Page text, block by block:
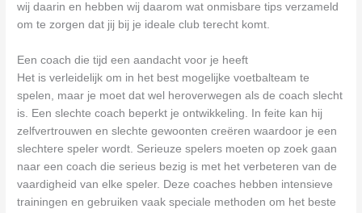
wij daarin en hebben wij daarom wat onmisbare tips verzameld
om te zorgen dat jij bij je ideale club terecht komt.
Een coach die tijd een aandacht voor je heeft
Het is verleidelijk om in het best mogelijke voetbalteam te
spelen, maar je moet dat wel heroverwegen als de coach slecht
is. Een slechte coach beperkt je ontwikkeling. In feite kan hij
zelfvertrouwen en slechte gewoonten creëren waardoor je een
slechtere speler wordt. Serieuze spelers moeten op zoek gaan
naar een coach die serieus bezig is met het verbeteren van de
vaardigheid van elke speler. Deze coaches hebben intensieve
trainingen en gebruiken vaak speciale methoden om het beste